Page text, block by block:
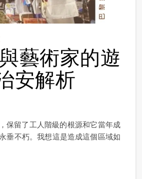
藝術家的遊
安解析
保留了工人階級的根源和它當年成
垂不朽。我想這是造成這個區域如